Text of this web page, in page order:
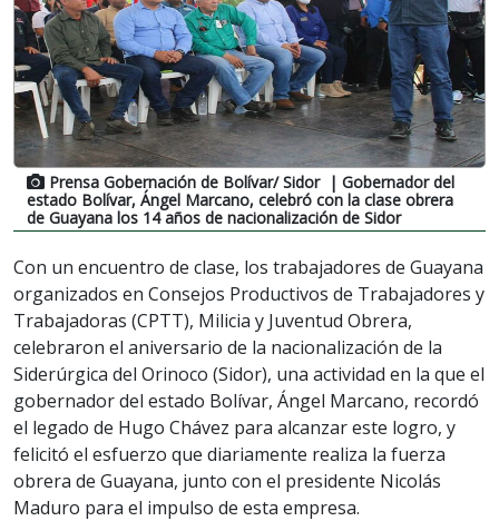
Prensa Gobernación de Bolívar/ Sidor | Gobernador del
estado Bolívar, Ángel Marcano, celebró con la clase obrera
de Guayana los 14 años de nacionalización de Sidor
Con un encuentro de clase, los trabajadores de Guayana
organizados en Consejos Productivos de Trabajadores y
Trabajadoras (CPTT), Milicia y Juventud Obrera,
celebraron el aniversario de la nacionalización de la
Siderúrgica del Orinoco (Sidor), una actividad en la que el
gobernador del estado Bolívar, Ángel Marcano, recordó
el legado de Hugo Chávez para alcanzar este logro, y
felicitó el esfuerzo que diariamente realiza la fuerza
obrera de Guayana, junto con el presidente Nicolás
Maduro para el impulso de esta empresa.